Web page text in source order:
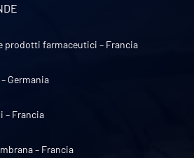
prodotti farmaceutici – Francia
Germania
– Francia
– Francia